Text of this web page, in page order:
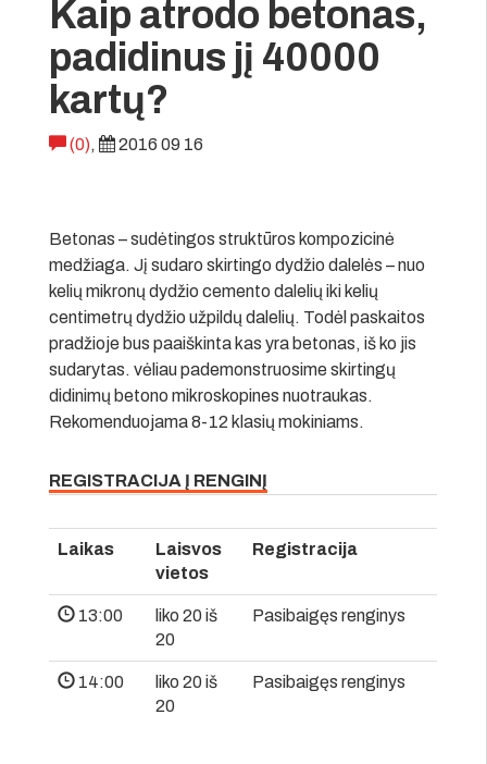
Kaip atrodo betonas,
padidinus jį 40000
kartų?
(0), 2016 09 16
Betonas – sudėtingos struktūros kompozicinė
medžiaga. Jį sudaro skirtingo dydžio dalelės – nuo
kelių mikronų dydžio cemento dalelių iki kelių
centimetrų dydžio užpildų dalelių. Todėl paskaitos
pradžioje bus paaiškinta kas yra betonas, iš ko jis
sudarytas. vėliau pademonstruosime skirtingų
didinimų betono mikroskopines nuotraukas.
Rekomenduojama 8-12 klasių mokiniams.
REGISTRACIJA Į RENGINĮ
Laikas
Laisvos
vietos
Registracija
13:00
liko 20 iš
20
Pasibaigęs renginys
14:00
liko 20 iš
20
Pasibaigęs renginys